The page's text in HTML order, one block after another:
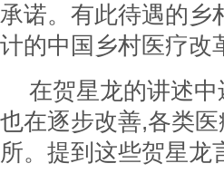
承诺。有此待遇的乡
计的中国乡村医疗改
在贺星龙的讲述
也在逐步改善,各类
所。提到这些贺星龙